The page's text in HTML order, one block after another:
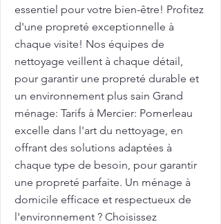
essentiel pour votre bien-être! Profitez
d'une propreté exceptionnelle à
chaque visite! Nos équipes de
nettoyage veillent à chaque détail,
pour garantir une propreté durable et
un environnement plus sain Grand
ménage: Tarifs à Mercier: Pomerleau
excelle dans l'art du nettoyage, en
offrant des solutions adaptées à
chaque type de besoin, pour garantir
une propreté parfaite. Un ménage à
domicile efficace et respectueux de
l'environnement ? Choisissez